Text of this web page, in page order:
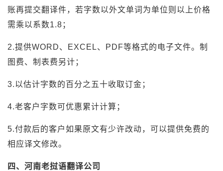
账再提交翻译件，若字数以外文单词为单位则以上价格
需乘以系数1.8；
2.提供WORD、EXCEL、PDF等格式的电子文件。制
图费、制表费另计；
3.以估计字数的百分之五十收取订金；
4.老客户字数可优惠累计计算；
5.付款后的客户如果原文有少许改动，可以提供免费的
相应译文修改。
四、河南老挝语翻译公司